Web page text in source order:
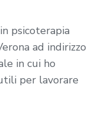
psicoterapia
ad indirizzo
in cui ho
per lavorare